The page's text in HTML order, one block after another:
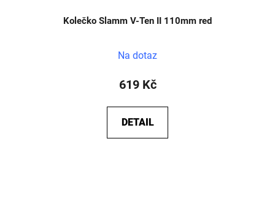
Kolečko Slamm V-Ten II 110mm red
Na dotaz
619 Kč
DETAIL